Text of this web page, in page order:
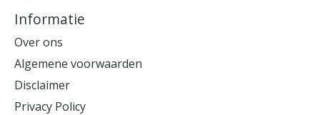
Informatie
Over ons
Algemene voorwaarden
Disclaimer
Privacy Policy